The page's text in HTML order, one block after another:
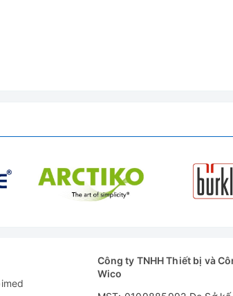
Công ty TNHH Thiết bị và
Wico